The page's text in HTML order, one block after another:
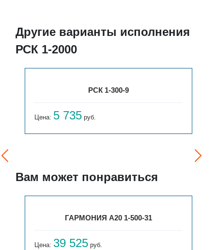
Другие варианты исполнения
РСК 1-2000
РСК 1-300-9
Цена: 5 735 руб.
Вам может понравиться
ГАРМОНИЯ А20 1-500-31
Цена: 39 525 руб.